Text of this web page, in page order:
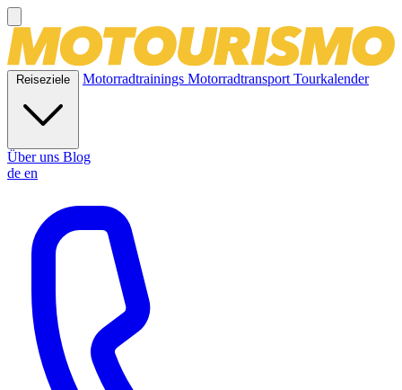
Reiseziele Motorradtrainings MotorradtransportTourkalender
Über uns Blog
de en